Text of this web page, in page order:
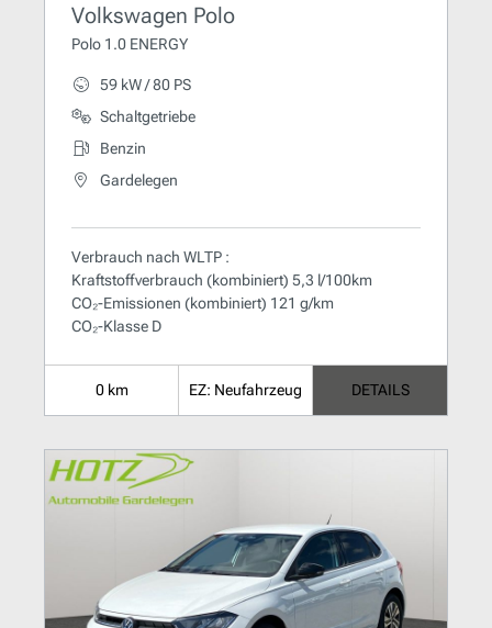
Volkswagen Polo
Polo 1.0 ENERGY
59 kW / 80 PS
Schaltgetriebe
Benzin
Gardelegen
Verbrauch nach WLTP :
Kraftstoffverbrauch (kombiniert) 5,3 l/100km
CO₂-Emissionen (kombiniert) 121 g/km
CO₂-Klasse D
0 km EZ: Neufahrzeug DETAILS